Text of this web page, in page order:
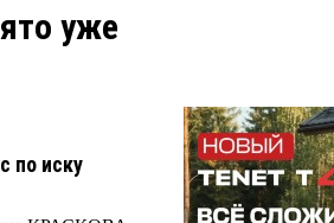
уже
по иску